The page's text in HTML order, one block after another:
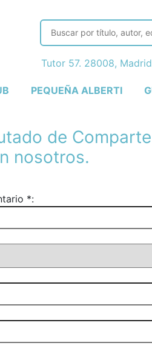
PEQUEÑA ALBERTI
Tutor 57. 28008,
de
nosotros.
*: